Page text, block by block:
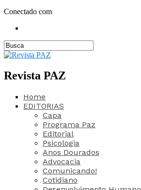
Conectado com
Revista PAZ
Home
EDITORIAS
Capa
Programa Paz
Editorial
Psicologia
Anos Dourados
Advocacia
Comunicando!
Cotidiano